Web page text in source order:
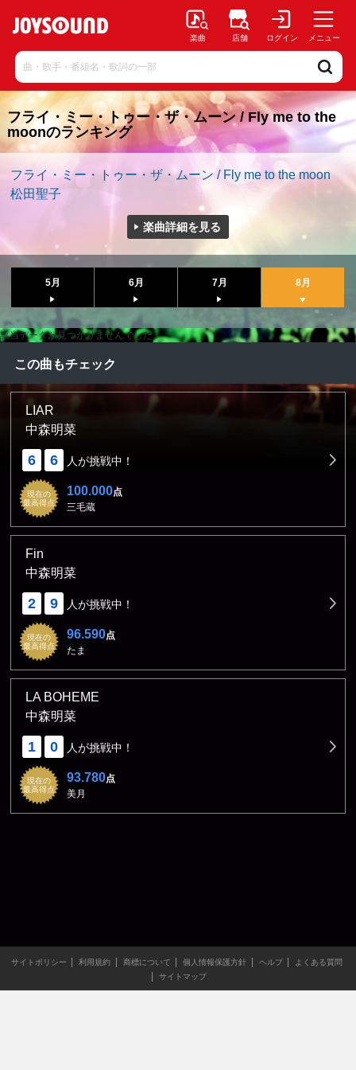
楽曲 店舗 ログイン メニュー
フライ・ミー・トゥー・ザ・ムーン / Fly me to the
moonのランキング
フライ・ミー・トゥー・ザ・ムーン / Fly me to the moon
松田聖子
楽曲詳細を見る
5月 6月 7月 8月
該当データが見つかりませんでした。
この曲もチェック
LIAR
中森明菜
6 6 人が挑戦中！
現在の
最高得点
100.000点
三毛蔵
Fin
中森明菜
2 9 人が挑戦中！
現在の
最高得点
96.590点
たま
LA BOHEME
中森明菜
1 0 人が挑戦中！
現在の
最高得点
93.780点
美月
サイトポリシー 利用規約 商標について 個人情報保護方針 ヘルプ
よくある質問
サイトマップ